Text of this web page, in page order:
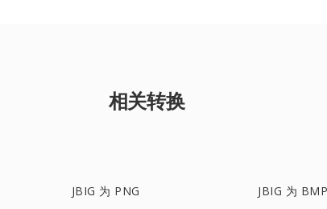
相关转换
JBIG 为 PNG JBIG 为 BMP